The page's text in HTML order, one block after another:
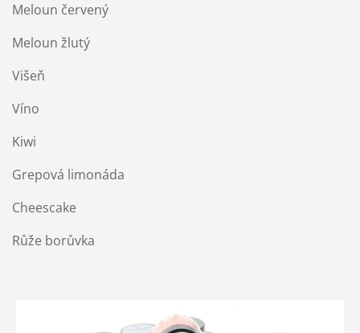
Meloun červený
Meloun žlutý
Višeň
Víno
Kiwi
Grepová limonáda
Cheescake
Růže borůvka